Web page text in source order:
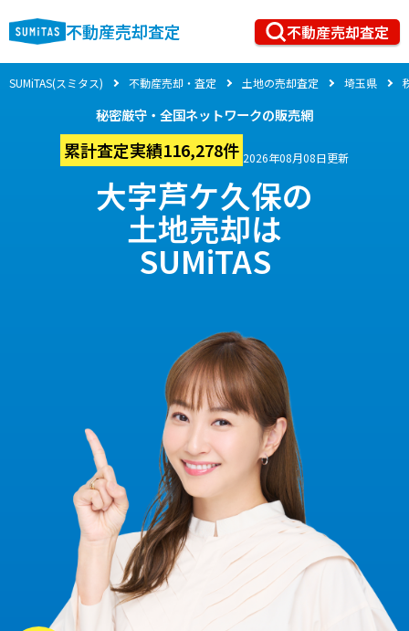
不動産売却査定 不動産売却査定
SUMiTAS(スミタス) 不動産売却・査定 土地の売却査定 埼玉県
秘密厳守・全国ネットワークの販売網
累計査定実績116,278件 2026年08月08日更新
大字芦ケ久保の
土地売却は
SUMiTAS